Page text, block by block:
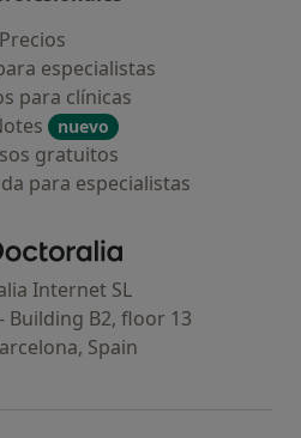
Precios
especialistas
para clínicas
nuevo
gratuitos
para especialistas
Doctoralia - Página de inicio
Internet SL
Building B2, floor 13
Spain